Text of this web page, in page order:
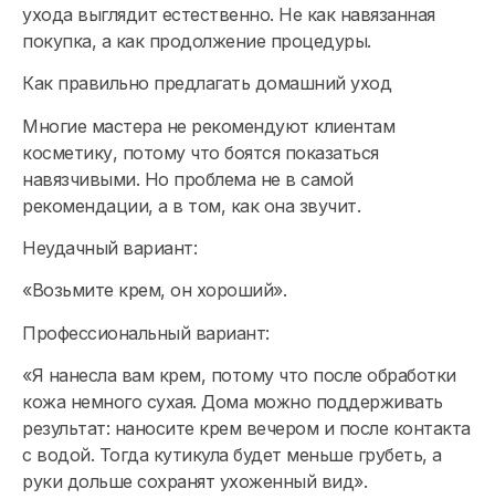
ухода выглядит естественно. Не как навязанная
покупка, а как продолжение процедуры.
Как правильно предлагать домашний уход
Многие мастера не рекомендуют клиентам
косметику, потому что боятся показаться
навязчивыми. Но проблема не в самой
рекомендации, а в том, как она звучит.
Неудачный вариант:
«Возьмите крем, он хороший».
Профессиональный вариант:
«Я нанесла вам крем, потому что после обработки
кожа немного сухая. Дома можно поддерживать
результат: наносите крем вечером и после контакта
с водой. Тогда кутикула будет меньше грубеть, а
руки дольше сохранят ухоженный вид».